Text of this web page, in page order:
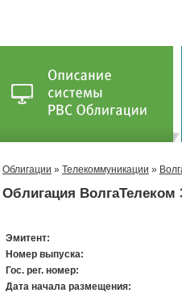
Облигации » Телекоммуникации »
Облигация ВолгаТелеком
Эмитент:
Номер выпуска:
Гос. рег. номер:
Дата начала размещения: